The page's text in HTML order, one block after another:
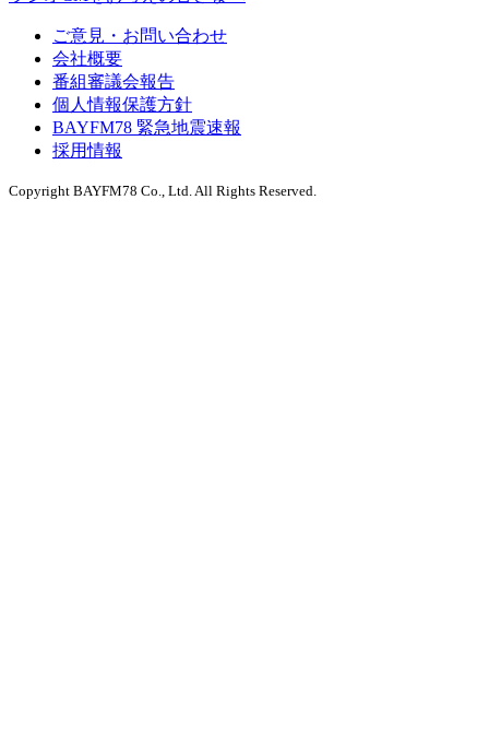
ご意見・お問い合わせ
会社概要
番組審議会報告
個人情報保護方針
BAYFM78 緊急地震速報
採用情報
Copyright BAYFM78 Co., Ltd. All Rights Reserved.